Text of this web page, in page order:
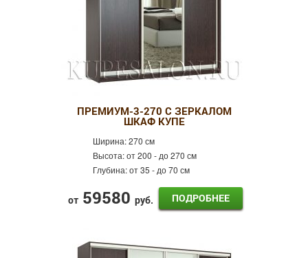
ПРЕМИУМ-3-270 С ЗЕРКАЛОМ
ШКАФ КУПЕ
Ширина:270 см
Высота:от 200 - до 270 см
Глубина:от 35 - до 70 см
от 59580 руб. ПОДРОБНЕЕ